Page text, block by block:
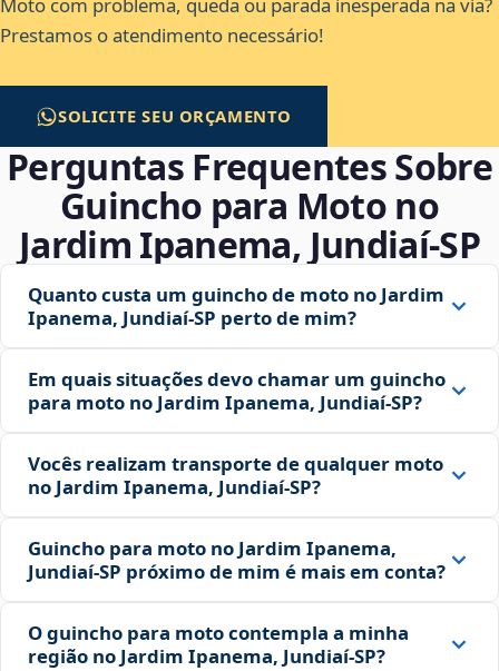
Moto com problema, queda ou parada inesperada na via?
Prestamos o atendimento necessário!
SOLICITE SEU ORÇAMENTO
Perguntas Frequentes Sobre
Guincho para Moto no
Jardim Ipanema, Jundiaí‑SP
Quanto custa um guincho de moto no Jardim
Ipanema, Jundiaí‑SP perto de mim?
Em quais situações devo chamar um guincho
para moto no Jardim Ipanema, Jundiaí‑SP?
Vocês realizam transporte de qualquer moto
no Jardim Ipanema, Jundiaí‑SP?
Guincho para moto no Jardim Ipanema,
Jundiaí‑SP próximo de mim é mais em conta?
O guincho para moto contempla a minha
região no Jardim Ipanema, Jundiaí‑SP?